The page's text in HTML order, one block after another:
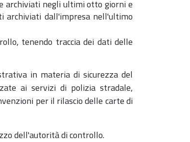
archiviati negli ultimi otto giorni e
archiviati dall'impresa nell'ultimo
tenendo traccia dei dati delle
in materia di sicurezza del
ai servizi di polizia stradale,
per il rilascio delle carte di
dell'autorità di controllo.